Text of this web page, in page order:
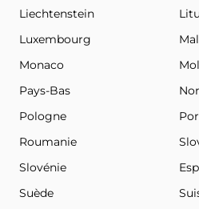
Liechtenstein
Luxembourg
Monaco
Pays-Bas
Pologne
Roumanie
Slovénie
Suède